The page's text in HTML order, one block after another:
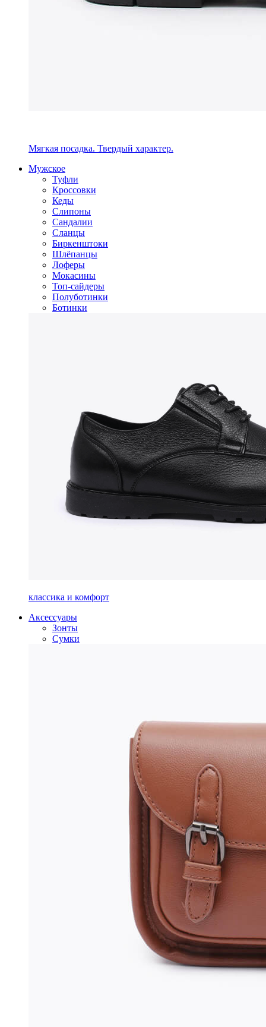
Мягкая посадка. Твердый характер.
Мужское
Туфли
Кроссовки
Кеды
Слипоны
Сандалии
Сланцы
Биркенштоки
Шлёпанцы
Лоферы
Мокасины
Топ-сайдеры
Полуботинки
Ботинки
классика и комфорт
Аксессуары
Зонты
Сумки